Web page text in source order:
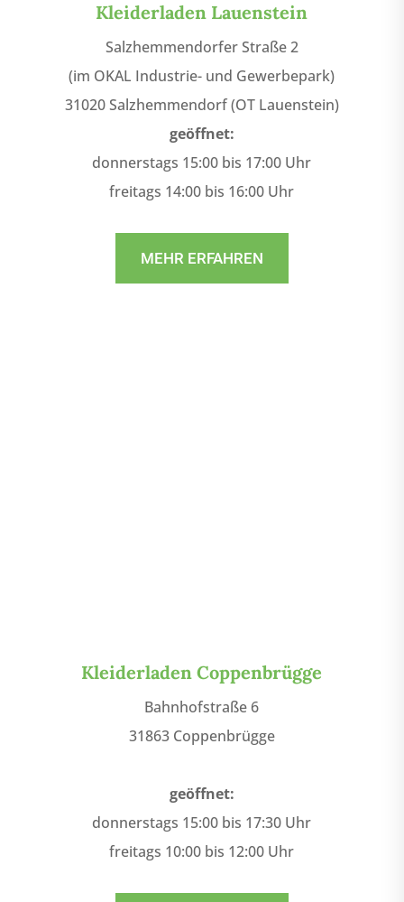
Kleiderladen Lauenstein
Salzhemmendorfer Straße 2
(im OKAL Industrie- und Gewerbepark)
31020 Salzhemmendorf (OT Lauenstein)
geöffnet:
donnerstags 15:00 bis 17:00 Uhr
freitags 14:00 bis 16:00 Uhr
MEHR ERFAHREN
Kleiderladen Coppenbrügge
Bahnhofstraße 6
31863 Coppenbrügge
geöffnet:
donnerstags 15:00 bis 17:30 Uhr
freitags 10:00 bis 12:00 Uhr